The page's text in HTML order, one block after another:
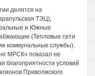
делятся на
ТЭЦ),
и Южные
(Тепловые сети
коммунальные службы).
МРСК» показал не
благоприятности условий
Приволжского